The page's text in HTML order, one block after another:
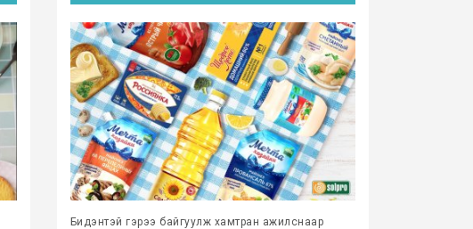
Бидэнтэй гэрээ байгуулж хамтран ажилснаар